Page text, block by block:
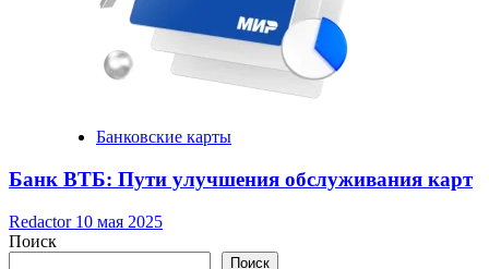
Банковские карты
Банк ВТБ: Пути улучшения обслуживания карт
Redactor 10 мая 2025
Поиск
Поиск